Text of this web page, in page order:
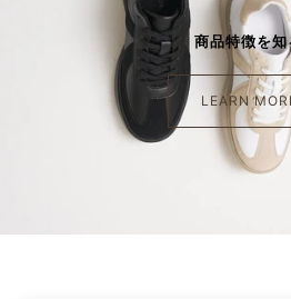
商品特徴を知
LEARN